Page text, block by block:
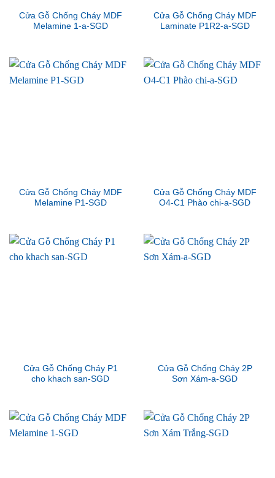
Cửa Gỗ Chống Cháy MDF
Melamine 1-a-SGD
Cửa Gỗ Chống Cháy MDF
Laminate P1R2-a-SGD
Cửa Gỗ Chống Cháy MDF
Melamine P1-SGD
Cửa Gỗ Chống Cháy MDF
O4-C1 Phào chi-a-SGD
Cửa Gỗ Chống Cháy P1
cho khach san-SGD
Cửa Gỗ Chống Cháy 2P
Sơn Xám-a-SGD